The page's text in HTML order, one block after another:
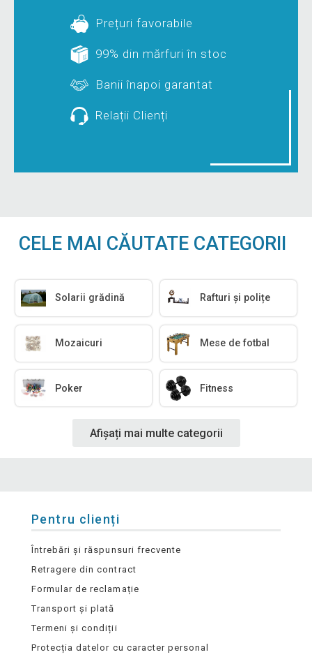
Prețuri favorabile
99% din mărfuri în stoc
Banii înapoi garantat
Relații Clienți
CELE MAI CĂUTATE CATEGORII
Solarii grădină Rafturi și polițe
Mozaicuri Mese de fotbal
Poker Fitness
Afișați mai multe categorii
Pentru clienți
Întrebări și răspunsuri frecvente
Retragere din contract
Formular de reclamație
Transport și plată
Termeni și condiții
Protecția datelor cu caracter personal